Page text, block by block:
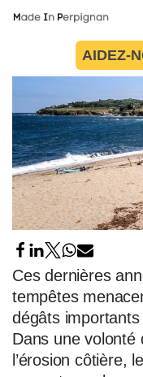
AIDEZ-
Ces dernières
tempêtes
dégâts importants
Dans une volonté
l’érosion côtière,